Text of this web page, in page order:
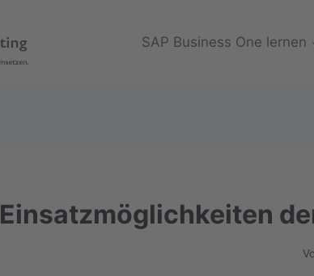
SAP Business One lernen
Einsatzmöglichkeiten